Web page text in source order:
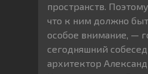
пространств.
что к ним должно
особое внимание, —
сегодняшний
архитектор